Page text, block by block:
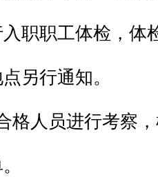
职职工体检，体
另行通知。
格人员进行考察